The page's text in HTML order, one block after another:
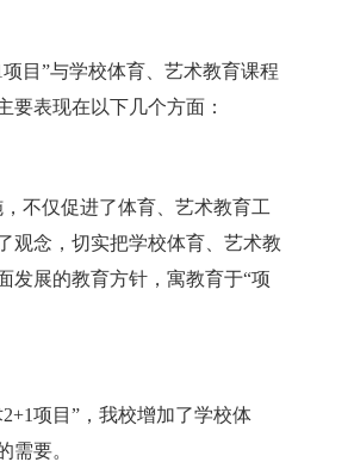
目”与学校体育、艺术教育课程
要表现在以下几个方面：
不仅促进了体育、艺术教育工
观念，切实把学校体育、艺术教
发展的教育方针，寓教育于“项
项目”，我校增加了学校体
需要。